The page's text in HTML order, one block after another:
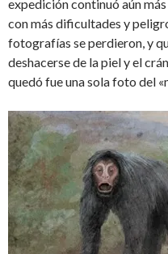
expedición continuó aún
con más dificultades y
fotografías se perdieron, y
deshacerse de la piel y el
quedó fue una sola foto del